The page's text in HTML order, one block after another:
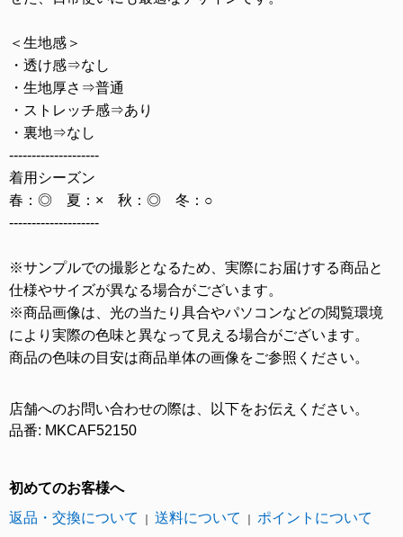
＜生地感＞
・透け感⇒なし
・生地厚さ⇒普通
・ストレッチ感⇒あり
・裏地⇒なし
--------------------
着用シーズン
春：◎ 夏：× 秋：◎ 冬：○
--------------------
※サンプルでの撮影となるため、実際にお届けする商品と
仕様やサイズが異なる場合がございます。
※商品画像は、光の当たり具合やパソコンなどの閲覧環境
により実際の色味と異なって見える場合がございます。
商品の色味の目安は商品単体の画像をご参照ください。
店舗へのお問い合わせの際は、以下をお伝えください。
品番: MKCAF52150
初めてのお客様へ
返品・交換について
送料について ポイントについて